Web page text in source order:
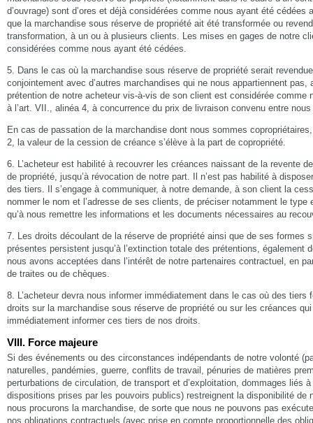
d’ouvrage) sont d’ores et déjà considérées comme nous ayant été cédées
que la marchandise sous réserve de propriété ait été transformée ou
transformation, à un ou à plusieurs clients. Les mises en gages de notre
considérées comme nous ayant été cédées.
5. Dans le cas où la marchandise sous réserve de propriété serait
conjointement avec d’autres marchandises qui ne nous appartiennent
prétention de notre acheteur vis-à-vis de son client est considérée comme
à l’art. VII., alinéa 4, à concurrence du prix de livraison convenu entre
En cas de passation de la marchandise dont nous sommes
2, la valeur de la cession de créance s’élève à la part de copropriété.
6. L’acheteur est habilité à recouvrer les créances naissant de la revente
de propriété, jusqu’à révocation de notre part. Il n’est pas habilité à
des tiers. Il s’engage à communiquer, à notre demande, à son client la
nommer le nom et l’adresse de ses clients, de préciser notamment le
qu’à nous remettre les informations et les documents nécessaires au
7. Les droits découlant de la réserve de propriété ainsi que de ses formes
présentes persistent jusqu’à l’extinction totale des prétentions, également
nous avons acceptées dans l’intérêt de notre partenaires contractuel, en
de traites ou de chèques.
8. L’acheteur devra nous informer immédiatement dans le cas où des tiers
droits sur la marchandise sous réserve de propriété ou sur les créances
immédiatement informer ces tiers de nos droits.
VIII. Force majeure
Si des événements ou des circonstances indépendants de notre volonté
naturelles, pandémies, guerre, conflits de travail, pénuries de matières
perturbations de circulation, de transport et d’exploitation, dommages liés
dispositions prises par les pouvoirs publics) restreignent la disponibilité de
nous procurons la marchandise, de sorte que nous ne pouvons pas
nos obligations contractuels (avec prise en compte proportionnelle des